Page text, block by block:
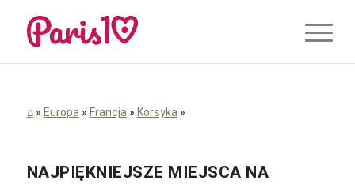
⌂» Europa » Francja » Korsyka »
NAJPIĘKNIEJSZE MIEJSCA NA